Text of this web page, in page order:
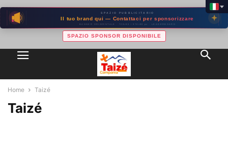
SPAZIO PUBBLICITARIO
Il tuo brand qui — Contattaci per sponsorizzare
BANNER ORIZZONTALE · 728×90 / 970×90 px · LEADERBOARD
SPAZIO SPONSOR DISPONIBILE
Home Taizé
Taizé